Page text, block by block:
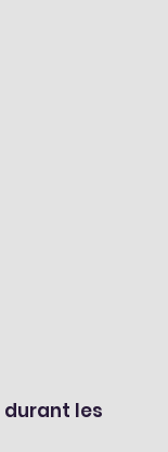
durant les